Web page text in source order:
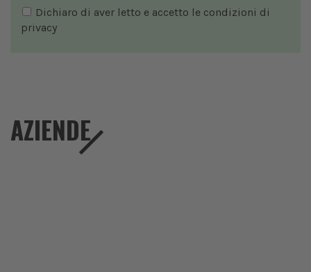
Dichiaro di aver letto e accetto le condizioni di
privacy
AZIENDE